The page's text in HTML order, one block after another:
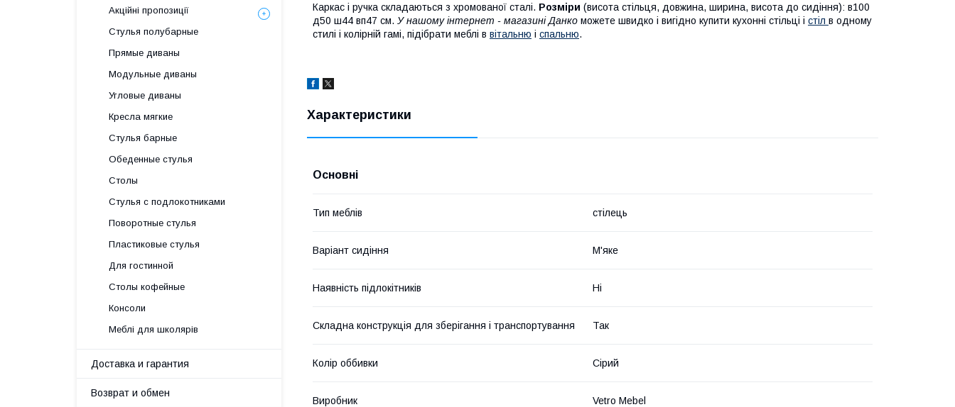
Каркас і ручка складаються з хромованої сталі. Розміри (висота стільця, довжина, ширина, висота до сидіння): в100
д50 ш44 вп47 см. У нашому інтернет - магазині Данко можете швидко і вигідно купити кухонні стільці і стіл в одному
стилі і колірній гамі, підібрати меблі в вітальню і спальню.
Характеристики
Основні
Тип меблів стілець
Варіант сидіння М'яке
Наявність підлокітників Ні
Складна конструкція для зберігання і транспортування Так
Колір оббивки Сірий
Виробник Vetro Mebel
Акційні пропозиції
Стулья полубарные
Прямые диваны
Модульные диваны
Угловые диваны
Кресла мягкие
Стулья барные
Обеденные стулья
Столы
Стулья с подлокотниками
Поворотные стулья
Пластиковые стулья
Для гостинной
Столы кофейные
Консоли
Меблі для школярів
Доставка и гарантия
Возврат и обмен